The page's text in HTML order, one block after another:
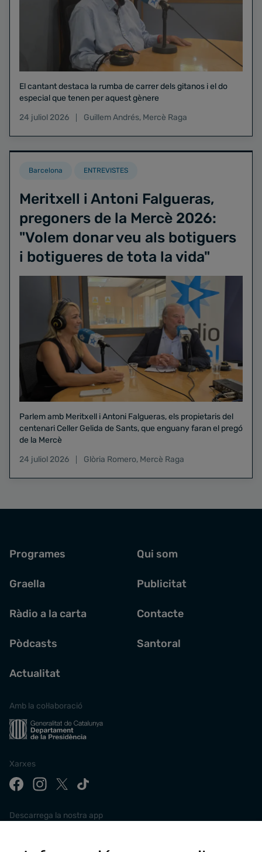
El cantant destaca la rumba de carrer dels gitanos i el do
especial que tenen per aquest gènere
24 juliol 2026
Guillem Andrés, Mercè Raga
Barcelona ENTREVISTES
Meritxell i Antoni Falgueras,
pregoners de la Mercè 2026:
"Volem donar veu als botiguers
i botigueres de tota la vida"
Parlem amb Meritxell i Antoni Falgueras, els propietaris del
centenari Celler Gelida de Sants, que enguany faran el pregó
de la Mercè
24 juliol 2026
Glòria Romero, Mercè Raga
Programes
Graella
Ràdio a la carta
Pòdcasts
Actualitat
Qui som
Publicitat
Contacte
Santoral
Amb la col·laboració
Xarxes
Descarrega la nostra app